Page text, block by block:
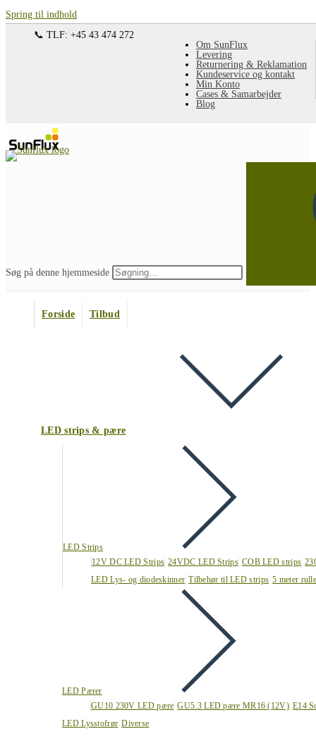
Spring til indhold
Om SunFlux
Levering
Returnering & Reklamation
Kundeservice og kontakt
Min Konto
Cases & Samarbejder
Blog
📞 TLF: +45 43 474 272
Søg på denne hjemmeside
Forside Tilbud
LED strips & pære
LED Strips
12V DC LED Strips 24VDC LED Strips COB LED strips
LED Lys- og diodeskinner Tilbehør til LED strips 5 meter
LED Pærer
GU10 230V LED pære GU5.3 LED pære MR16 (12V) E14
LED Lysstofrør Diverse